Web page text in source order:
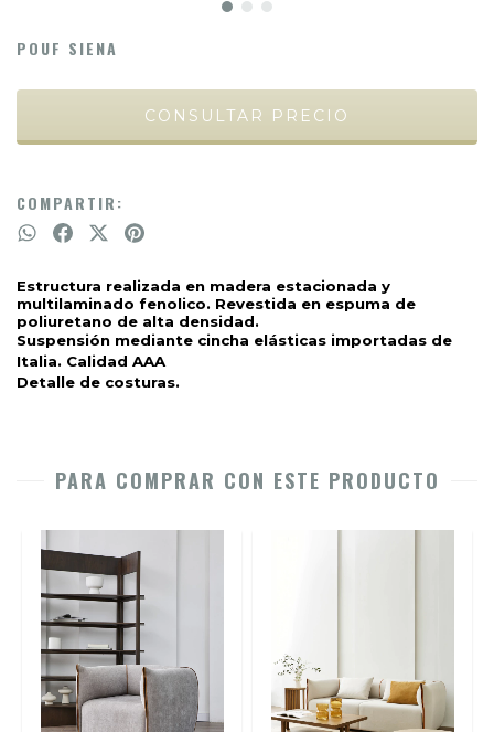
POUF SIENA
COMPARTIR:
Estructura realizada en madera estacionada y
multilaminado fenolico. Revestida en espuma de
poliuretano de alta densidad.
Suspensión mediante cincha elásticas importadas de
Italia. Calidad AAA
Detalle de costuras.
PARA COMPRAR CON ESTE PRODUCTO